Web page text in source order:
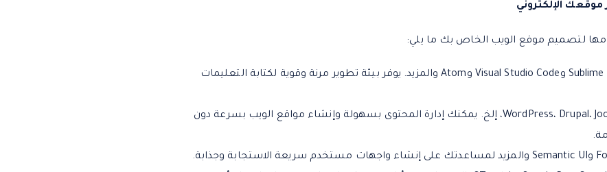
الإلكتروني
لتصميم موقع الويب الخاص بك ما يلي:
محررو النصوص والتطوير: Sublime Text وVisual Studio Code وAtom والمزيد. يوفر بيئة تطوير مرنة وقوية لكتابة التعليمات
نظام إدارة المحتوى (CMS): WordPress، Drupal، Joomla، إلخ. يمكنك إدارة المحتوى بسهولة وإنشاء مواقع الويب بسرعة دون